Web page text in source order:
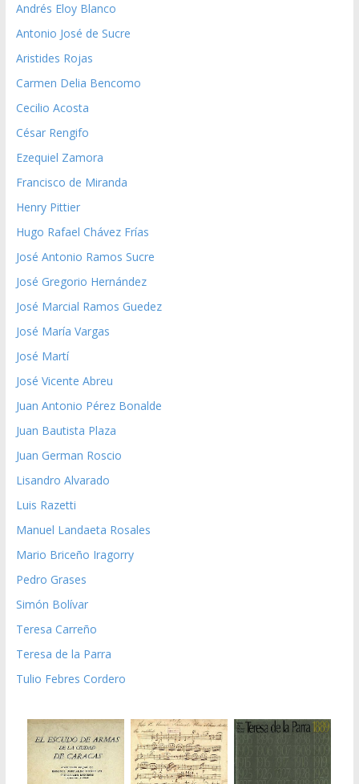
Andrés Eloy Blanco
Antonio José de Sucre
Aristides Rojas
Carmen Delia Bencomo
Cecilio Acosta
César Rengifo
Ezequiel Zamora
Francisco de Miranda
Henry Pittier
Hugo Rafael Chávez Frías
José Antonio Ramos Sucre
José Gregorio Hernández
José Marcial Ramos Guedez
José María Vargas
José Martí
José Vicente Abreu
Juan Antonio Pérez Bonalde
Juan Bautista Plaza
Juan German Roscio
Lisandro Alvarado
Luis Razetti
Manuel Landaeta Rosales
Mario Briceño Iragorry
Pedro Grases
Simón Bolívar
Teresa Carreño
Teresa de la Parra
Tulio Febres Cordero